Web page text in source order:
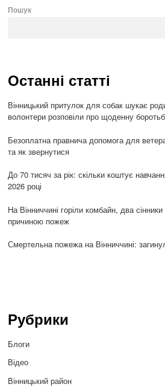
Пошук
Останні статті
Вінницький притулок для собак шукає
волонтери розповіли про щоденну
Безоплатна правнича допомога для
та як звернутися
До 70 тисяч за рік: скільки коштує
2026 році
На Вінниччині горіли комбайн, два
причиною пожеж
Смертельна пожежа на Вінниччині:
Рубрики
Блоги
Відео
Вінницький район